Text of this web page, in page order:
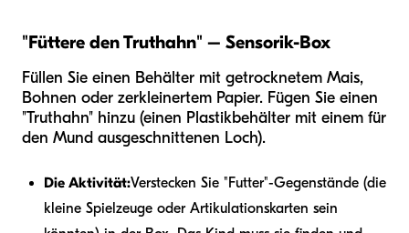
"Füttere den Truthahn" – Sensorik-Box
Füllen Sie einen Behälter mit getrocknetem Mais,
Bohnen oder zerkleinertem Papier. Fügen Sie einen
"Truthahn" hinzu (einen Plastikbehälter mit einem für
den Mund ausgeschnittenen Loch).
Die Aktivität:Verstecken Sie "Futter"-Gegenstände (die
kleine Spielzeuge oder Artikulationskarten sein